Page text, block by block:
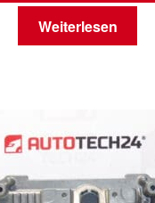
Weiterlesen